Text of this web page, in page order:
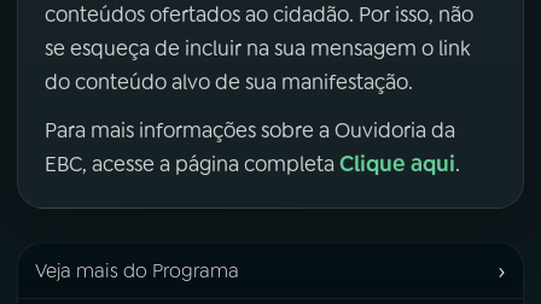
conteúdos ofertados ao cidadão. Por isso, não
se esqueça de incluir na sua mensagem o link
do conteúdo alvo de sua manifestação.
Para mais informações sobre a Ouvidoria da
EBC, acesse a página completa Clique aqui.
Veja mais do Programa ›